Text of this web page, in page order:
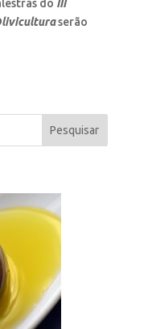
do III
serão